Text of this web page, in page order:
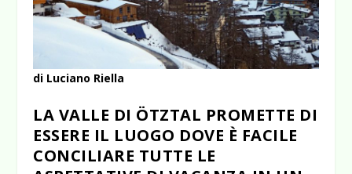
di Luciano Riella
LA VALLE DI ÖTZTAL PROMETTE DI
ESSERE IL LUOGO DOVE È FACILE
CONCILIARE TUTTE LE